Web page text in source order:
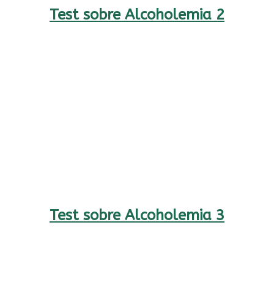
Test sobre Alcoholemia 2
Test sobre Alcoholemia 3